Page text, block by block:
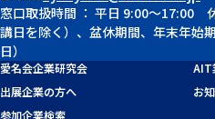
窓口取扱時間 ： 平日 9:00～17:00
講日を除く）、盆休期間、年末年始
日）
愛名会企業研究会
AIT
出展企業の方へ
お
参加企業検索